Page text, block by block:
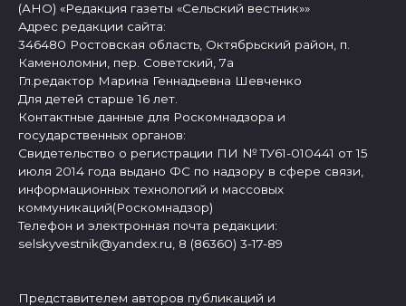
(АНО) «Редакция газеты «Сельский вестник»»
Адрес редакции сайта:
346480 Ростовская область, Октябрьский район, п.
Каменоломни, пер. Советский, 7а
Гл.редактор Марина Геннадьевна Шевченко
Для детей старше 16 лет.
Контактные данные для Роскомнадзора и
государственных органов:
Свидетельство о регистрации ПИ № ТУ61-010441 от 15
июля 2014 года выдано ФС по надзору в сфере связи,
информационных технологий и массовых
коммуникаций(Роскомнадзор)
Телефон и электронная почта редакции:
selskyvestnik@yandex.ru, 8 (86360) 3-17-89
Представителем авторов публикаций и